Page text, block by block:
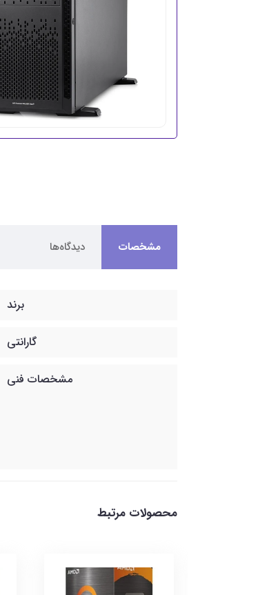
مشخصات دیدگاه‌ها
برند
گارانتی
مشخصات فنی
محصولات مرتبط